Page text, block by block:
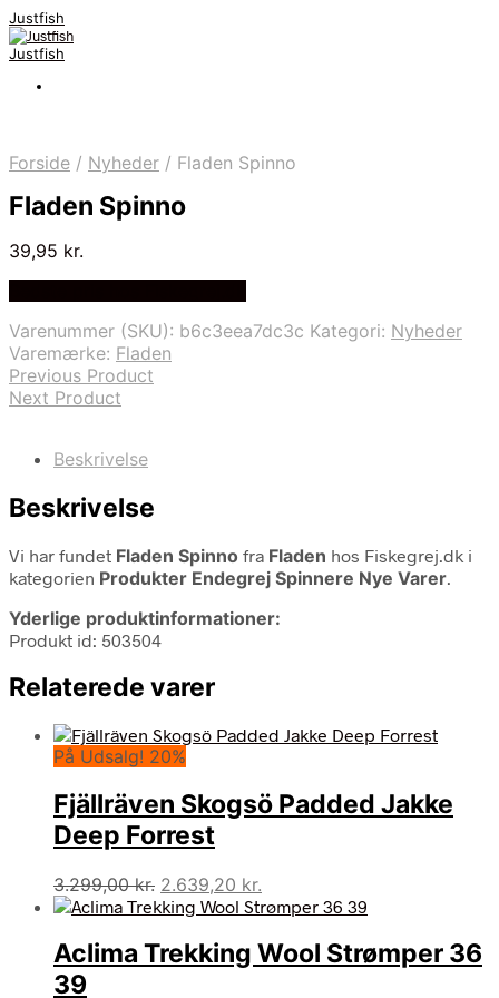
Justfish
Justfish
Forside / Nyheder / Fladen Spinno
Fladen Spinno
39,95 kr.
Varenummer (SKU): b6c3eea7dc3c Kategori: Nyheder
Varemærke: Fladen
Previous Product
Next Product
Beskrivelse
Beskrivelse
Vi har fundet Fladen Spinno fra Fladen hos Fiskegrej.dk i
kategorien Produkter Endegrej Spinnere Nye Varer.
Yderlige produktinformationer:
Produkt id: 503504
Relaterede varer
På Udsalg! 20%
Fjällräven Skogsö Padded Jakke
Deep Forrest
3.299,00kr. Den
oprindelige
var:
3.299,00 kr..
2.639,20 kr.
aktuelle
er:
2.639,20 kr..
Aclima Trekking Wool Strømper 36
39